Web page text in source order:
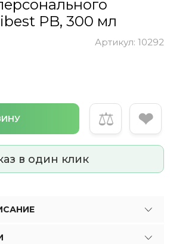
PB, 300 мл
Артикул: 10292
⚖ ❤
в один клик